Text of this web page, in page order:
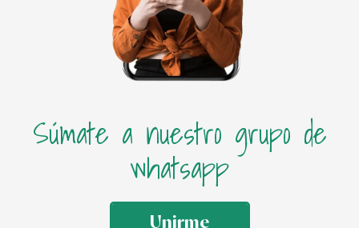
Súmate a nuestro grupo de
whatsapp
Unirme